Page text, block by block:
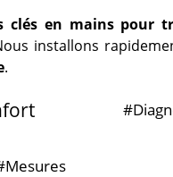
clés en mains pour
installons
.